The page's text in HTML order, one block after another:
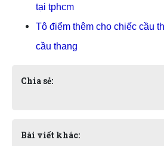
tại tphcm
Tô điểm thêm cho chiếc cầu
cầu thang
Chia sẻ:
Bài viết khác: